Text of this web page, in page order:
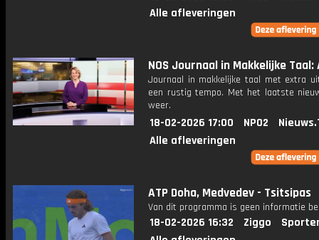
Alle afleveringen
NOS Journaal in Makkelijke Taal:
Journaal in makkelijke taal met extra
een rustig tempo. Met het laatste
weer.
18-02-2026 17:00 NPO2
Alle afleveringen
ATP Doha, Medvedev - Tsitsipas
Van dit programma is geen informatie
18-02-2026 16:32 Ziggo